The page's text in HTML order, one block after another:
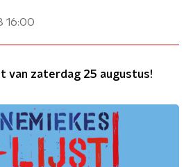
16:00
van zaterdag 25 augustus!